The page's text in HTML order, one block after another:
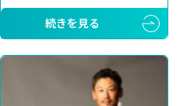
続きを見る